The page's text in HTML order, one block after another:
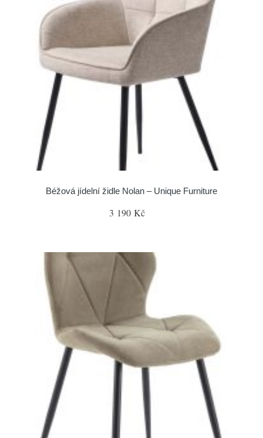
Béžová jídelní židle Nolan – Unique Furniture
3 190 Kč